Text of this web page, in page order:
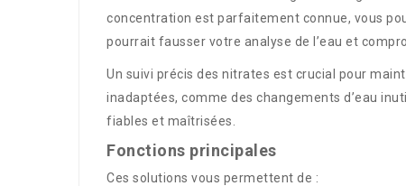
concentration est parfaitement connue, vous
pourrait fausser votre analyse de l’eau et
Un suivi précis des nitrates est crucial pour
inadaptées, comme des changements d’eau
fiables et maîtrisées.
Fonctions principales
Ces solutions vous permettent de :